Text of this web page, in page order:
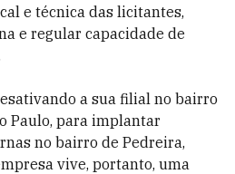
e técnica das licitantes,
e regular capacidade de
a sua filial no bairro
Paulo, para implantar
no bairro de Pedreira,
vive, portanto, uma